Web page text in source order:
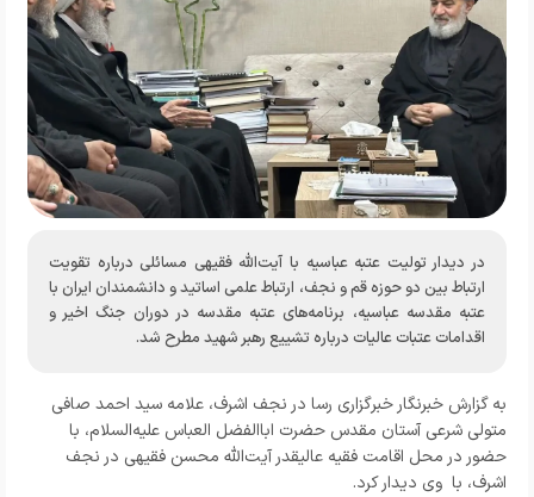
در دیدار تولیت عتبه عباسیه با آیت‌الله فقیهی مسائلی درباره تقویت
ارتباط بین دو حوزه قم و نجف، ارتباط علمی اساتید و دانشمندان ایران با
عتبه مقدسه عباسیه، برنامه‌های عتبه مقدسه در دوران جنگ اخیر و
اقدامات عتبات عالیات درباره تشییع رهبر شهید مطرح شد.
به گزارش خبرنگار خبرگزاری رسا در نجف اشرف، علامه سید احمد صافی
متولی شرعی آستان مقدس حضرت اباالفضل العباس علیه‌السلام، با
حضور در محل اقامت فقیه عالیقدر آیت‌الله محسن فقیهی در نجف
اشرف، با وی دیدار کرد.